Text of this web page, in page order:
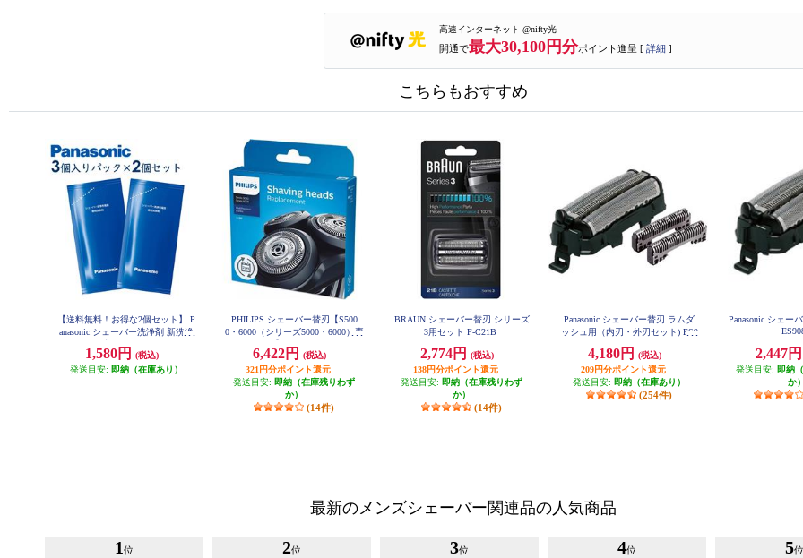
高速インターネット @nifty光
開通で最大30,100円分ポイント進呈 [ 詳細 ]
こちらもおすすめ
【送料無料！お得な2個セット】 P
anasonic シェーバー洗浄剤 新洗浄
ES4L03-2ESET
1,580円
(税込)
発送目安: 即納（在庫あり）
PHILIPS シェーバー替刃【S500
0・6000（シリーズ5000・6000）専
6,422円
(税込)
321円分ポイント還元
発送目安: 即納（在庫残りわず
か）
(14件)
BRAUN シェーバー替刃 シリーズ
3用セット F-C21B
2,774円
(税込)
138円分ポイント還元
発送目安: 即納（在庫残りわず
か）
(14件)
Panasonic シェーバー替刃 ラムダ
ッシュ用（内刃・外刃セット) ES9
4,180円
(税込)
209円分ポイント還元
発送目安: 即納（在庫あり）
(254件)
Panasonic シェー
2,447円
発送目安: 即納
か）
最新のメンズシェーバー関連品の人気商品
1 位 2位 3位 4位 5位